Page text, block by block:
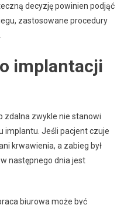
decyzję powinien podjąć
zastosowane procedury
implantacji
zdalna zwykle nie stanowi
implantu. Jeśli pacjent czuje
krwawienia, a zabieg był
następnego dnia jest
biurowa może być